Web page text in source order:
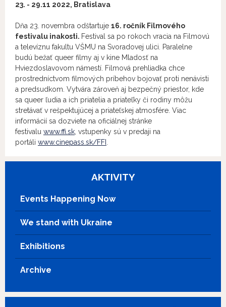
23. - 29.11 2022, Bratislava
Dňa 23. novembra odštartuje 16. ročník Filmového
festivalu inakosti. Festival sa po rokoch vracia na Filmovú
a televíznu fakultu VŠMU na Svoradovej ulici. Paralelne
budú bežať queer filmy aj v kine Mladosť na
Hviezdoslavovom námestí. Filmová prehliadka chce
prostredníctvom filmových príbehov bojovať proti nenávisti
a predsudkom. Vytvára zároveň aj bezpečný priestor, kde
sa queer ľudia a ich priatelia a priateľky či rodiny môžu
stretávať v rešpektujúcej a priateľskej atmosfére. Viac
informácií sa dozviete na oficiálnej stránke
festivalu www.ffi.sk , vstupenky sú v predaji na
portáli www.cinepass.sk/FFI
AKTIVITY
Events Happening Now
We stand with Ukraine
Exhibitions
Archive